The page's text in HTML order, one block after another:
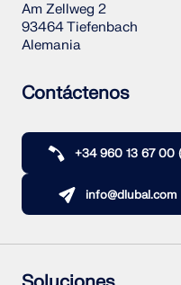
Am Zellweg 2
93464 Tiefenbach
Alemania
Contáctenos
+34 960 13 67 00
info@dlubal.com